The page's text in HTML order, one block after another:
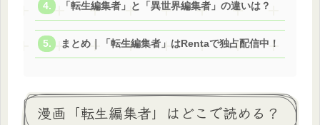
「転生編集者」と「異世界編集者」の違いは？
まとめ｜「転生編集者」はRentaで独占配信中！
漫画「転生編集者」はどこで読める？